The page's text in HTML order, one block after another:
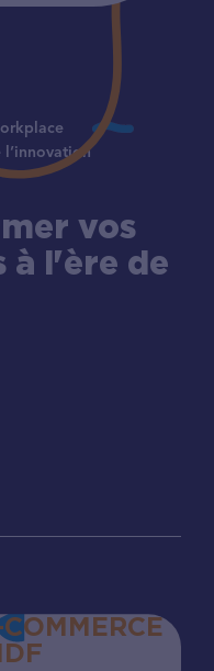
l’innovation
vos
à l'ère de